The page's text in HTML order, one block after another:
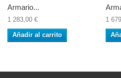
Armario...
1 283,00 €
Añadir al carrito
1